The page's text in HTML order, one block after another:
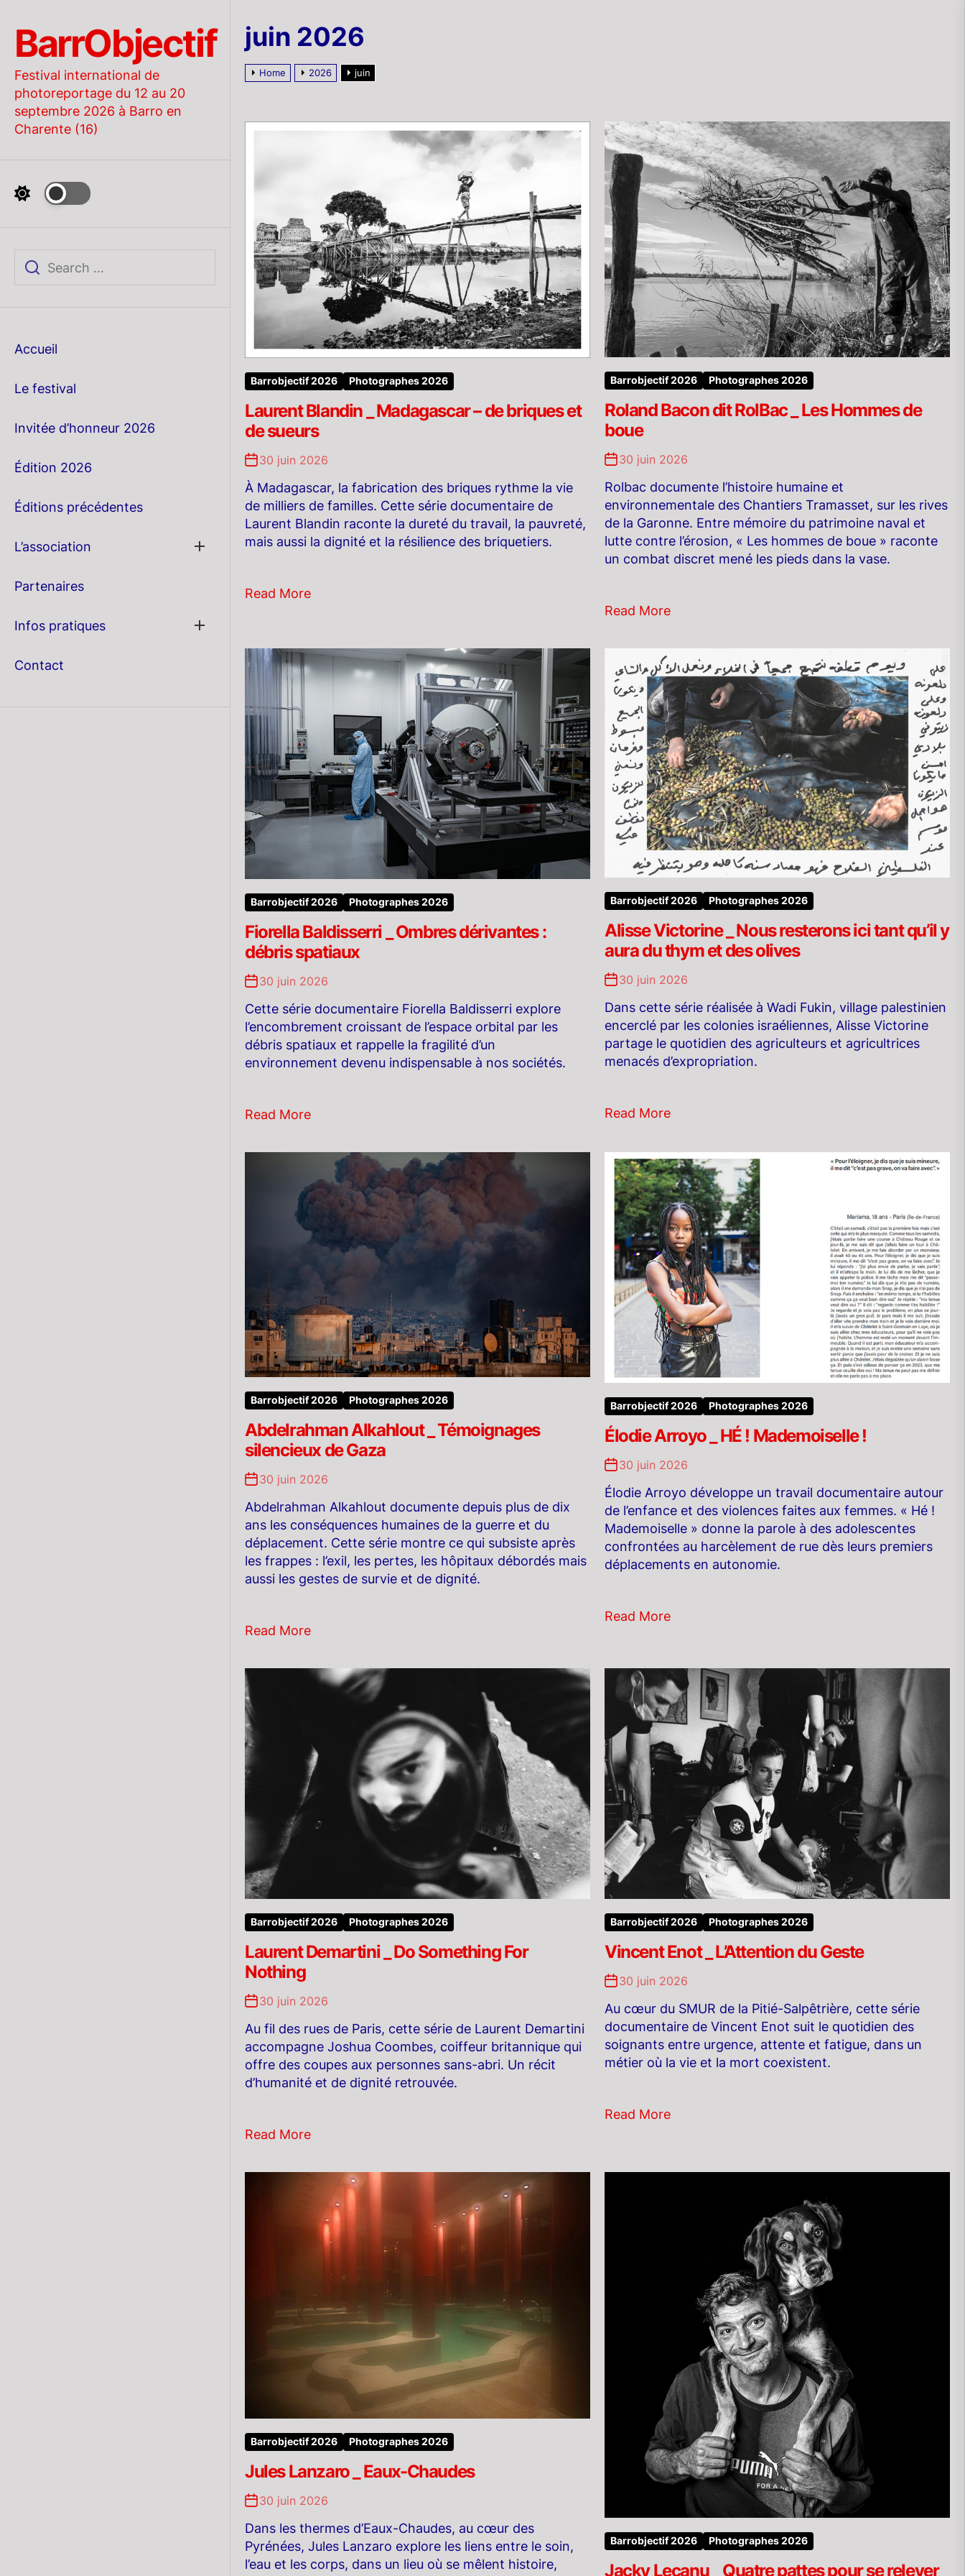
content
BarrObjectif
Festival international de
photoreportage du 12 au 20
septembre 2026 à Barro en
Charente (16)
Accueil
Le festival
Invitée d’honneur 2026
Édition 2026
Éditions précédentes
L’association
Show
Partenaires
Infos pratiques
Show
Contact
juin 2026
Home 2026 juin
Barrobjectif 2026 Photographes 2026
Laurent Blandin _ Madagascar – de briques et
de sueurs
30 juin 2026
À Madagascar, la fabrication des briques rythme la vie
de milliers de familles. Cette série documentaire de
Laurent Blandin raconte la dureté du travail, la pauvreté,
mais aussi la dignité et la résilience des briquetiers.
Read More
Barrobjectif 2026 Photographes 2026
Roland Bacon dit RolBac _ Les Hommes de
boue
30 juin 2026
Rolbac documente l’histoire humaine et
environnementale des Chantiers Tramasset, sur les rives
de la Garonne. Entre mémoire du patrimoine naval et
lutte contre l’érosion, « Les hommes de boue » raconte
un combat discret mené les pieds dans la vase.
Read More
Barrobjectif 2026 Photographes 2026
Fiorella Baldisserri _ Ombres dérivantes :
débris spatiaux
30 juin 2026
Cette série documentaire Fiorella Baldisserri explore
l’encombrement croissant de l’espace orbital par les
débris spatiaux et rappelle la fragilité d’un
environnement devenu indispensable à nos sociétés.
Read More
Barrobjectif 2026 Photographes 2026
Alisse Victorine _ Nous resterons ici tant qu’il y
aura du thym et des olives
30 juin 2026
Dans cette série réalisée à Wadi Fukin, village palestinien
encerclé par les colonies israéliennes, Alisse Victorine
partage le quotidien des agriculteurs et agricultrices
menacés d’expropriation.
Read More
Barrobjectif 2026 Photographes 2026
Abdelrahman Alkahlout _ Témoignages
silencieux de Gaza
30 juin 2026
Abdelrahman Alkahlout documente depuis plus de dix
ans les conséquences humaines de la guerre et du
déplacement. Cette série montre ce qui subsiste après
les frappes : l’exil, les pertes, les hôpitaux débordés mais
aussi les gestes de survie et de dignité.
Read More
Barrobjectif 2026 Photographes 2026
Élodie Arroyo _ HÉ ! Mademoiselle !
30 juin 2026
Élodie Arroyo développe un travail documentaire autour
de l’enfance et des violences faites aux femmes. « Hé !
Mademoiselle » donne la parole à des adolescentes
confrontées au harcèlement de rue dès leurs premiers
déplacements en autonomie.
Read More
Barrobjectif 2026 Photographes 2026
Laurent Demartini _ Do Something For
Nothing
30 juin 2026
Au fil des rues de Paris, cette série de Laurent Demartini
accompagne Joshua Coombes, coiffeur britannique qui
offre des coupes aux personnes sans-abri. Un récit
d’humanité et de dignité retrouvée.
Read More
Barrobjectif 2026 Photographes 2026
Vincent Enot _ L’Attention du Geste
30 juin 2026
Au cœur du SMUR de la Pitié-Salpêtrière, cette série
documentaire de Vincent Enot suit le quotidien des
soignants entre urgence, attente et fatigue, dans un
métier où la vie et la mort coexistent.
Read More
Barrobjectif 2026 Photographes 2026
Jules Lanzaro _ Eaux-Chaudes
30 juin 2026
Dans les thermes d’Eaux-Chaudes, au cœur des
Pyrénées, Jules Lanzaro explore les liens entre le soin,
l’eau et les corps, dans un lieu où se mêlent histoire,
Barrobjectif 2026 Photographes 2026
Jacky Lecanu _ Quatre pattes pour se relever